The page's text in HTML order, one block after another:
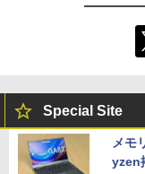
Special Site
メモ
yzen